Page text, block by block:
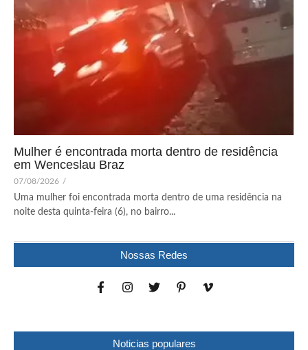
Mulher é encontrada morta dentro de residência
em Wenceslau Braz
07/08/2026 /
Uma mulher foi encontrada morta dentro de uma residência na
noite desta quinta-feira (6), no bairro...
Nossas Redes
Noticias populares